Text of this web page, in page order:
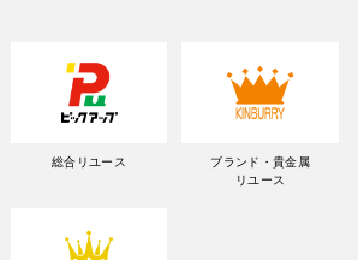
総合リユース
ブランド・貴金属
リユース